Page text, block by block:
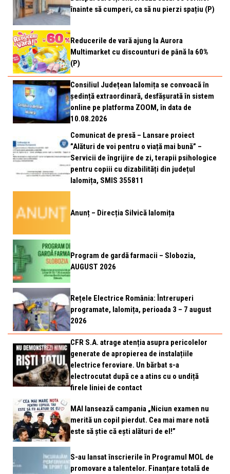
înainte să cumperi, ca să nu pierzi spațiu (P)
Reducerile de vară ajung la Aurora
Multimarket cu discounturi de până la 60%
(P)
Consiliul Județean Ialomița se convoacă în
ședință extraordinară, desfășurată în sistem
online pe platforma ZOOM, în data de
10.08.2026
Comunicat de presă – Lansare proiect
”Alături de voi pentru o viață mai bună” –
Servicii de îngrijire de zi, terapii psihologice
pentru copiii cu dizabilități din județul
Ialomița, SMIS 355811
Anunț – Direcția Silvică Ialomița
Program de gardă farmacii – Slobozia,
AUGUST 2026
Rețele Electrice România: Întreruperi
programate, Ialomița, perioada 3 – 7 august
2026
CFR S.A. atrage atenția asupra pericolelor
generate de apropierea de instalațiile
electrice feroviare. Un bărbat s-a
electrocutat după ce a atins cu o undiță
firele liniei de contact
MAI lansează campania „Niciun examen nu
merită un copil pierdut. Cea mai mare notă
este să știe că ești alături de el!”
S-au lansat înscrierile în Programul MOL de
promovare a talentelor. Finanțare totală de